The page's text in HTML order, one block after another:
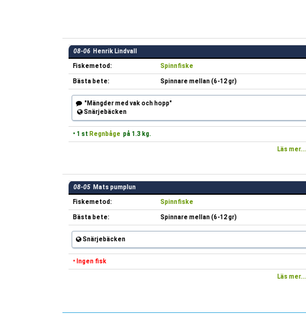
08-06 Henrik Lindvall
Fiskemetod: Spinnfiske
Bästa bete: Spinnare mellan (6-12 gr)
"Mängder med vak och hopp"
Snärjebäcken
• 1 st Regnbåge på 1.3 kg.
Läs mer...
08-05 Mats pumplun
Fiskemetod: Spinnfiske
Bästa bete: Spinnare mellan (6-12 gr)
Snärjebäcken
• Ingen fisk
Läs mer...